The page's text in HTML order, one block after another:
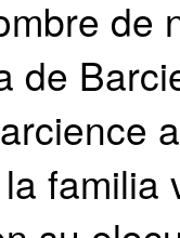
de
de
familia